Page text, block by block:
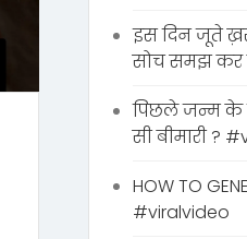
इस दिन जूते
सोच समझ कर
पिछले जन्म के
सी बीमारी ?
HOW TO
#viralvideo